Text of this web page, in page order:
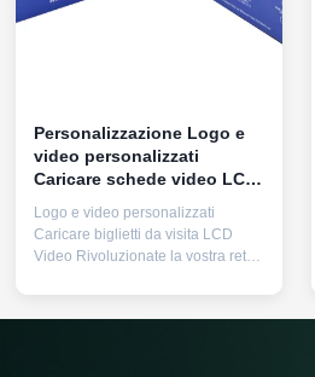
Personalizzazione Logo e
video personalizzati
Caricare schede video LCD
da 7,0 pollici dotate di una
costruzione robusta e di
un'uscita video costante a
Logo e video personalizzati
Caricare biglietti da visita LCD
Video Rivoluzionate la vostra rete
visita LCD video
all'avanguardia.offrire un modo